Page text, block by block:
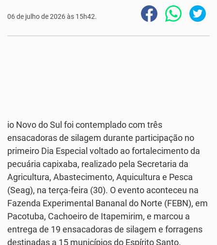
06 de julho de 2026 às 15h42.
io Novo do Sul foi contemplado com três
ensacadoras de silagem durante participação no
primeiro Dia Especial voltado ao fortalecimento da
pecuária capixaba, realizado pela Secretaria da
Agricultura, Abastecimento, Aquicultura e Pesca
(Seag), na terça-feira (30). O evento aconteceu na
Fazenda Experimental Bananal do Norte (FEBN), em
Pacotuba, Cachoeiro de Itapemirim, e marcou a
entrega de 19 ensacadoras de silagem e forragens
destinadas a 15 municípios do Espírito Santo.